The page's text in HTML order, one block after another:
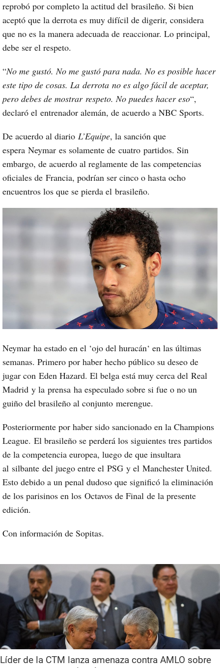
reprobó por completo la actitud del brasileño. Si bien
aceptó que la derrota es muy difícil de digerir, considera
que no es la manera adecuada de reaccionar. Lo principal,
debe ser el respeto.
“No me gustó. No me gustó para nada. No es posible hacer
este tipo de cosas. La derrota no es algo fácil de aceptar,
pero debes de mostrar respeto. No puedes hacer eso“,
declaró el entrenador alemán, de acuerdo a NBC Sports.
De acuerdo al diario L’Equipe, la sanción que
espera Neymar es solamente de cuatro partidos. Sin
embargo, de acuerdo al reglamente de las competencias
oficiales de Francia, podrían ser cinco o hasta ocho
encuentros los que se pierda el brasileño.
Neymar ha estado en el ‘ojo del huracán‘ en las últimas
semanas. Primero por haber hecho público su deseo de
jugar con Eden Hazard. El belga está muy cerca del Real
Madrid y la prensa ha especulado sobre si fue o no un
guiño del brasileño al conjunto merengue.
Posteriormente por haber sido sancionado en la Champions
League. El brasileño se perderá los siguientes tres partidos
de la competencia europea, luego de que insultara
al silbante del juego entre el PSG y el Manchester United.
Esto debido a un penal dudoso que significó la eliminación
de los parisinos en los Octavos de Final de la presente
edición.
Con información de Sopitas.
Líder de la CTM lanza amenaza contra AMLO sobre